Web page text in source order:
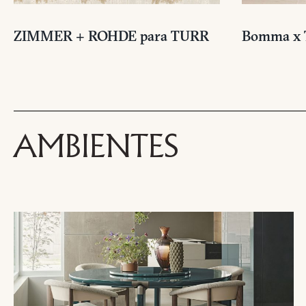
ZIMMER + ROHDE para TURR Bomma
AMBIENTES
y
*
Agencia
*
*
*
Ciudad
*
Tipología